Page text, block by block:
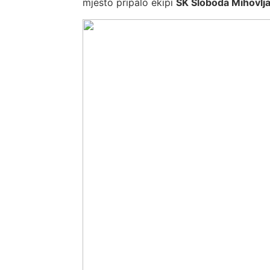
mjesto pripalo ekipi SK Sloboda